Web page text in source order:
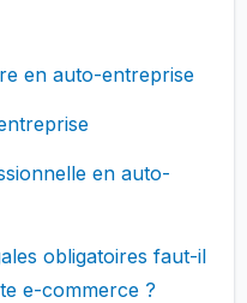
en auto-entreprise
en auto-
obligatoires faut-il
e-commerce ?